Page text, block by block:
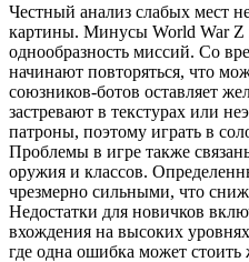
Честный анализ слабых мест
картины. Минусы World War Z
однообразность миссий. Со
начинают повторяться, что
союзников-ботов оставляет
застревают в текстурах или
патроны, поэтому играть в
Проблемы в игре также
оружия и классов.
чрезмерно сильными, что
Недостатки для новичков
вхождения на высоких
где одна ошибка может стоить